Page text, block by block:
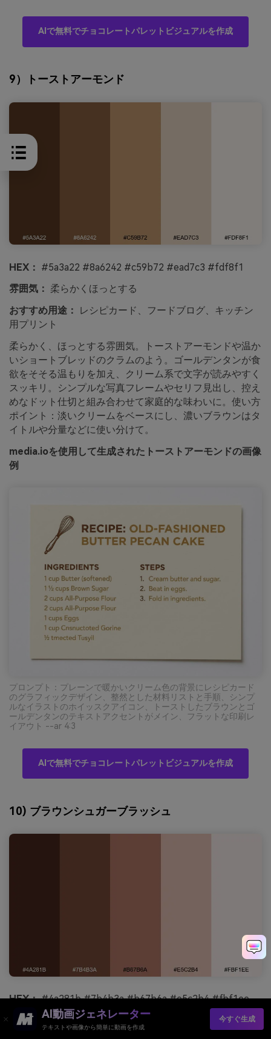
AIで無料でチョコレートパレットビジュアルを作成
9）トーストアーモンド
HEX： #5a3a22 #8a6242 #c59b72 #ead7c3 #fdf8f1
雰囲気： 柔らかくほっとする
おすすめ用途：
レシピカード、フードブログ、キッチン
用プリント
柔らかく、ほっとする雰囲気。トーストアーモンドや温か
いショートブレッドのクラムのよう。ゴールデンタンが食
欲をそそる温もりを加え、クリーム系で文字が読みやすく
スッキリ。シンプルな写真フレームやセリフ見出し、控え
めなドット仕切と組み合わせて家庭的な味わいに。使い方
ポイント：淡いクリームをベースにし、濃いブラウンはタ
イトルや分量などに使い分けて。
media.ioを使用して生成されたトーストアーモンドの画像
例
プロンプト：プレーンで暖かいクリーム色の背景にレシピカード
のグラフィックデザイン、整然とした材料リストと手順、シンプ
ルなイラストのホイッスクアイコン、トーストしたブラウンとゴ
ールデンタンのテキストアクセントがメイン、フラットな印刷レ
イアウト --ar 4:3
AIで無料でチョコレートパレットビジュアルを作成
10) ブラウンシュガーブラッシュ
HEX：#4a281b #7b4b3a #b67b6a #e5c2b4 #fbf1ee
雰囲気：優しく魅力的
AI動画ジェネレーター
テキストや画像から簡単に動画を作成
今すぐ生成